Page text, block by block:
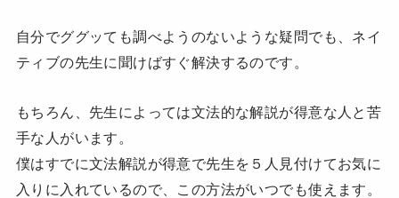
自分でググッても調べようのないような疑問でも、ネイ
ティブの先生に聞けばすぐ解決するのです。
もちろん、先生によっては文法的な解説が得意な人と苦
手な人がいます。
僕はすでに文法解説が得意で先生を５人見付けてお気に
入りに入れているので、この方法がいつでも使えます。